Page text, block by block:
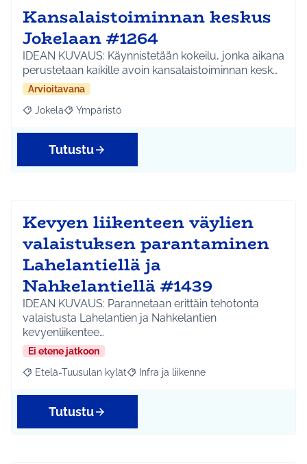
Kansalaistoiminnan keskus
Jokelaan #1264
IDEAN KUVAUS: Käynnistetään kokeilu, jonka aikana
perustetaan kaikille avoin kansalaistoiminnan kesk…
Arvioitavana
Rajaa tulokset aihepiirin mukaan: Jokela
Jokela Rajaa tulokset teeman mukaan: Ympäristö
Ympäristö
Tutustu
Kevyen liikenteen väylien
valaistuksen parantaminen
Lahelantiellä ja
Nahkelantiellä #1439
IDEAN KUVAUS: Parannetaan erittäin tehotonta
valaistusta Lahelantien ja Nahkelantien
kevyenliikentee…
Ei etene jatkoon
Rajaa tulokset aihepiirin mukaan: Etelä-Tuusulan kylät
Etelä-Tuusulan kylät Rajaa tulokset teeman mukaan: Infra ja
Infra ja liikenne
Tutustu